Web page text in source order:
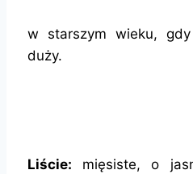
w starszym wieku,
duży.
Liście: mięsiste, o